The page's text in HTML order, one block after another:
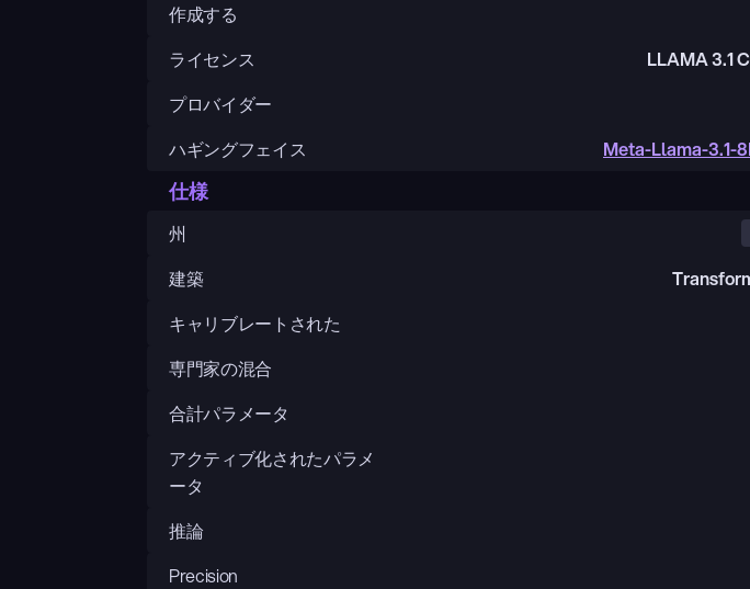
作成する
ライセンス
LLAMA 3.1
プロバイダー
ハギングフェイス
Meta-Llama-3.1-
仕様
州
建築
キャリブレートされた
専門家の混合
合計パラメータ
アクティブ化されたパラメ
ータ
推論
Precision